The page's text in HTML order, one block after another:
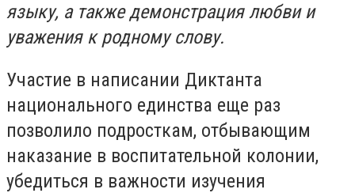
языку, а также демонстрация любви и
уважения к родному слову.
Участие в написании Диктанта
национального единства еще раз
позволило подросткам, отбывающим
наказание в воспитательной колонии,
убедиться в важности изучения